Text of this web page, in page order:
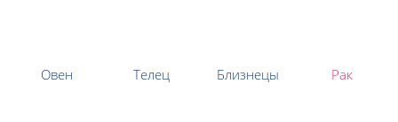
Овен Телец Близнецы Рак